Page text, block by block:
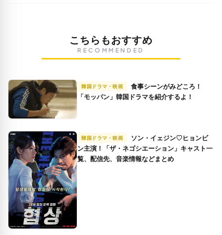
こちらもおすすめ
RECOMMENDED
韓国ドラマ・映画
「モッパン」韓国ドラマを紹介するよ！
韓国ドラマ・映画
ン主演！「ザ・ネゴシエーション」キャスト一
覧、配信先、音楽情報などまとめ